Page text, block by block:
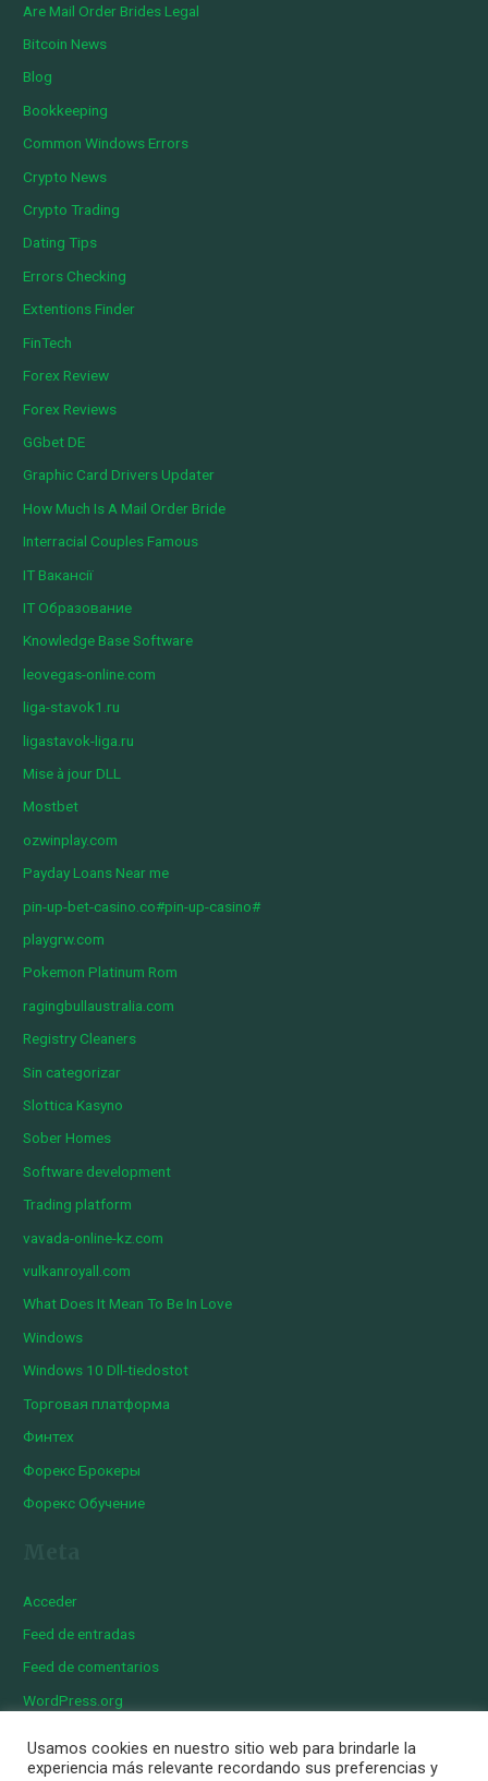
Are Mail Order Brides Legal
Bitcoin News
Blog
Bookkeeping
Common Windows Errors
Crypto News
Crypto Trading
Dating Tips
Errors Checking
Extentions Finder
FinTech
Forex Review
Forex Reviews
GGbet DE
Graphic Card Drivers Updater
How Much Is A Mail Order Bride
Interracial Couples Famous
IT Вакансії
IT Образование
Knowledge Base Software
leovegas-online.com
liga-stavok1.ru
ligastavok-liga.ru
Mise à jour DLL
Mostbet
ozwinplay.com
Payday Loans Near me
pin-up-bet-casino.co#pin-up-casino#
playgrw.com
Pokemon Platinum Rom
ragingbullaustralia.com
Registry Cleaners
Sin categorizar
Slottica Kasyno
Sober Homes
Software development
Trading platform
vavada-online-kz.com
vulkanroyall.com
What Does It Mean To Be In Love
Windows
Windows 10 Dll-tiedostot
Торговая платформа
Финтех
Форекс Брокеры
Форекс Обучение
Acceder
Feed de entradas
Feed de comentarios
WordPress.org
Usamos cookies en nuestro sitio web para brindarle la
experiencia más relevante recordando sus preferencias y